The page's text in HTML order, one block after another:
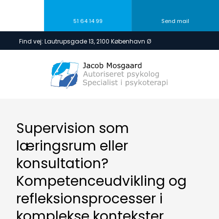
51 64 14 99 Send mail
​Find vej: Lautrupsgade 13, 2100 København Ø
Supervision som
læringsrum eller
konsultation?​
​Kompetenceudvikling og
refleksionsprocesser i